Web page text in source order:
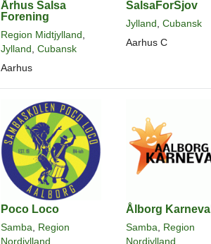
Århus Salsa
Forening
Region Midtjylland,
Jylland, Cubansk
Aarhus
SalsaForSjov
Jylland, Cubansk
Aarhus C
Poco Loco
Samba
Region
Nordjylland
Ålborg Karneval
Samba
Region
Nordjylland